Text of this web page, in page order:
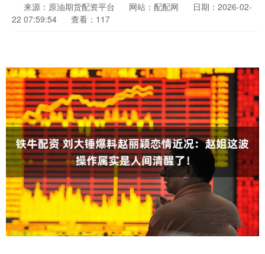
来源：原油期货配资平台 网站：配配网
日期：2026-02-
22 07:59:54
查看：117